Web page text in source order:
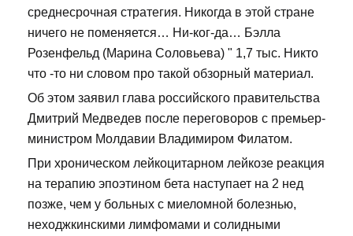
среднесрочная стратегия. Никогда в этой стране
ничего не поменяется… Ни-ког-да… Бэлла
Розенфельд (Марина Соловьева) " 1,7 тыс. Никто
что -то ни словом про такой обзорный материал.
Об этом заявил глава российского правительства
Дмитрий Медведев после переговоров с премьер-
министром Молдавии Владимиром Филатом.
При хроническом лейкоцитарном лейкозе реакция
на терапию эпоэтином бета наступает на 2 нед
позже, чем у больных с миеломной болезнью,
неходжкинскими лимфомами и солидными